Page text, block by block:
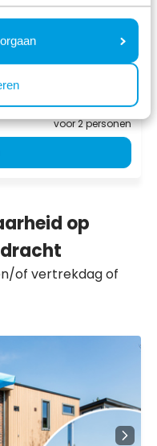
incl. toeslagen
voor 2 personen
op
of vertrekdag of